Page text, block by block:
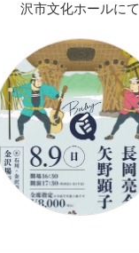
沢市文化ホールにて